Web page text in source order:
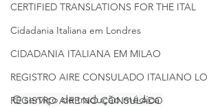
CERTIFIED TRANSLATIONS FOR THE ITAL
Cidadania Italiana em Londres
CIDADANIA ITALIANA EM MILAO
REGISTRO AIRE CONSULADO ITALIANO LO
REGISTRO AIRE NO CONSULADO
O serviço de tradução médica